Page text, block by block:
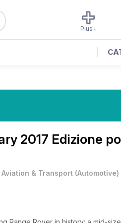
Plus+
2017 Edizione
Aviation & Transport (Automotive)